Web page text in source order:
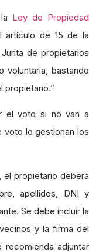
Ley de Propiedad
artículo de 15 de la
de propietarios
voluntaria, bastando
propietario.”
el voto si no van a
voto lo gestionan los
propietario deberá
apellidos, DNI y
Se debe incluir la
y la firma del
adjuntar